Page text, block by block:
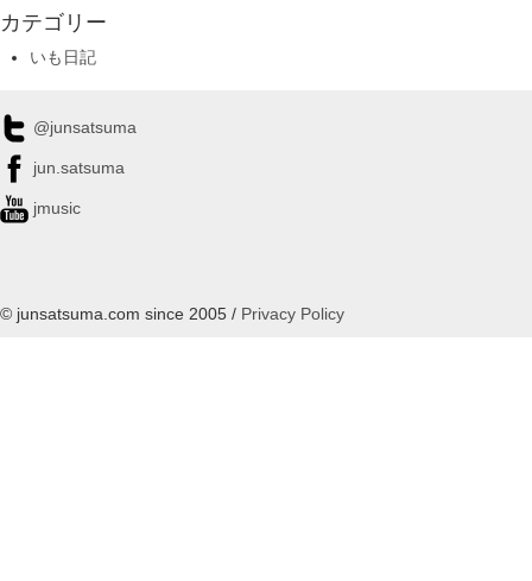
カテゴリー
いも日記
@junsatsuma
jun.satsuma
jmusic
© junsatsuma.com since 2005 / Privacy Policy